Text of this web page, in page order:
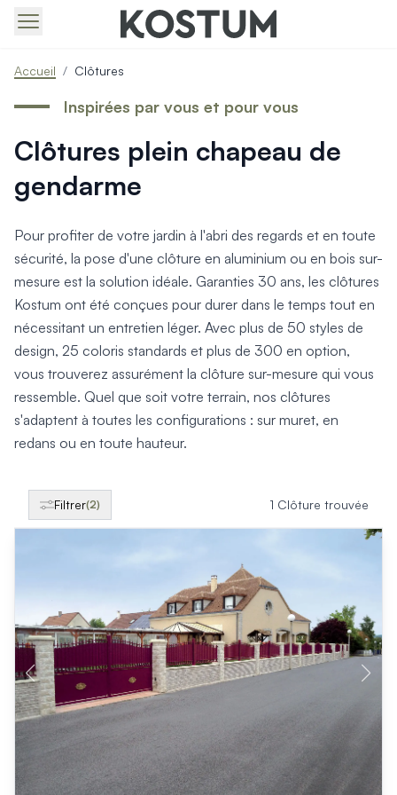
Produits > Portails > Portails contemporains
Produits > Portails > Portails traditionnels
Produits > Portails > Portails architectes
Produits > Portails > Portails avec décors
Produits > Portails > Portails économiques
Produits > Portails > Motorisation Portail
Produits > Portillons > Tous nos portillons
Produits > Portillons > Portillons contemporains
Produits > Portillons > Portillons traditionnels
Produits > Portillons > Portillons architectes
Produits > Portillons > Portillons décoratifs
Produits > Portillons > Motorisation Portillon
Produits > Portillons > Ouvertures Spéciales
Produits > Clôtures > Toutes nos clôtures
Produits > Clôtures > Clôtures contemporaines
Produits > Clôtures > Clôtures traditionnelles
Produits > Clôtures > Clôtures architectes
Produits > Garde-corps et rambardes > Tous nos garde-
Produits > Garde-corps et rambardes > Garde-corps à
Produits > Garde-corps et rambardes > Garde-corps
Produits > Garde-corps et rambardes > Clôtures
Produits > Garde-corps et rambardes > Aides à la montée
Produits > Garde-corps et rambardes > Séparatifs de
Produits > Pergolas > Pergolas
Produits > Pergolas > Guide de choix
Produits > Carports > Carports voiture
Produits > Carports > Guide de choix
Produits > Porche d'entrée > Porche d'entrée
Produits > Cuisine extérieure > Cuisine extérieure
Produits > Habillages extérieur aluminium > Tous nos
Accueil / Clôtures
Clôtures plein chapeau de
gendarme
Inspirées par vous et pour vous
Pour profiter de votre jardin à l'abri des regards et en toute
sécurité, la pose d'une clôture en aluminium ou en bois sur-
mesure est la solution idéale. Garanties 30 ans, les clôtures
Kostum ont été conçues pour durer dans le temps tout en
nécessitant un entretien léger. Avec plus de 50 styles de
design, 25 coloris standards et plus de 300 en option,
vous trouverez assurément la clôture sur-mesure qui vous
ressemble. Quel que soit votre terrain, nos clôtures
s'adaptent à toutes les configurations : sur muret, en
redans ou en toute hauteur.
Filtrer(2) 1 Clôture trouvée